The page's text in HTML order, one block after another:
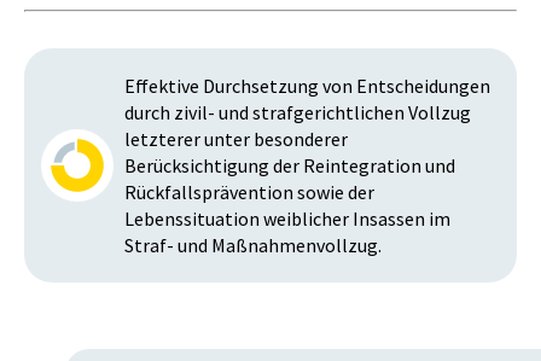
Effektive Durchsetzung von Entscheidungen
durch zivil- und strafgerichtlichen Vollzug
letzterer unter besonderer
Berücksichtigung der Reintegration und
Rückfallsprävention sowie der
Lebenssituation weiblicher Insassen im
Straf- und Maßnahmenvollzug.